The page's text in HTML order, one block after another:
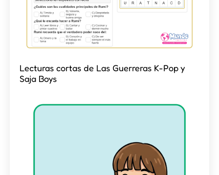
Lecturas cortas de Las Guerreras K-Pop y
Saja Boys